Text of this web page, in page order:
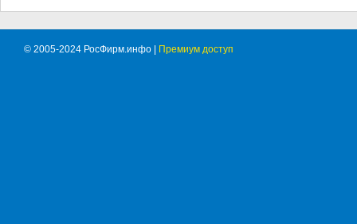
© 2005-2024 РосФирм.инфо | Премиум доступ